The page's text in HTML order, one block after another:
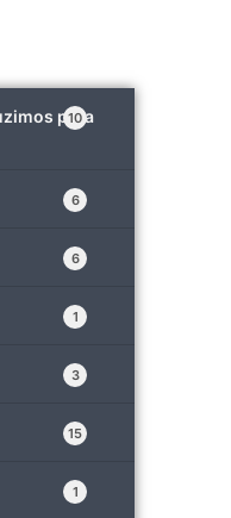
para
10
6
6
1
3
15
1